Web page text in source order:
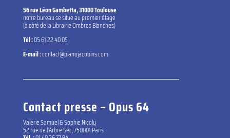
56 rue Léon Gambetta, 31000 Toulouse
notre bureau se situe au premier étage
(à côté de la Librairie Ombres Blanches)
Tél :05 61 22 40 05
E-mail :contact@pianojacobins.com
Contact presse – Opus 64
Valérie Samuel & Sophie Nicoly
52 rue de l’Arbre Sec, 750001 Paris